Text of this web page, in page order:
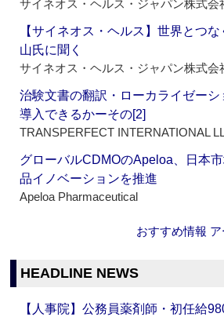
サイネオス・ヘルス・ジャパン株式会
【サイネオス・ヘルス】世界とつ
山氏に聞く
サイネオス・ヘルス・ジャパン株式会
治験文書の翻訳・ローカライゼー
導入できるかーその[2]
TRANSPERFECT INTERNATIONAL
グローバルCDMOのApeloa、日本
品イノベーションを推進
Apeloa Pharmaceutical
おすすめ情報 ア
HEADLINE NEWS
【人事院】公務員薬剤師・初任給